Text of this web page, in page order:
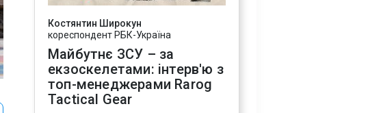
Костянтин Широкун
кореспондент РБК-Україна
Майбутнє ЗСУ – за
екзоскелетами: інтерв'ю з
топ-менеджерами Rarog
Tactical Gear